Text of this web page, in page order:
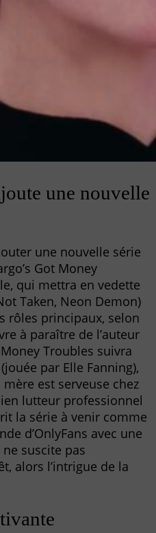
une nouvelle
une nouvelle série
Got Money
qui mettra en vedette
Taken, Neon Demon)
rôles principaux, selon
à paraître de l’auteur
Troubles suivra
par Elle Fanning),
est serveuse chez
lutteur professionnel
la série à venir comme
d’OnlyFans avec une
suscite pas
alors l’intrigue de la